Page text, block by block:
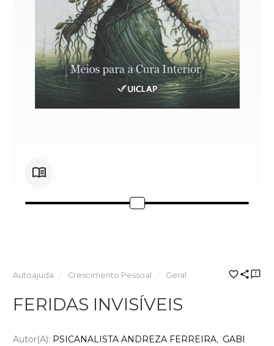
Autoajuda Crescimento Pessoal Geral
FERIDAS INVISÍVEIS
Autor(a): PSICANALISTA ANDREZA FERREIRA
GABI